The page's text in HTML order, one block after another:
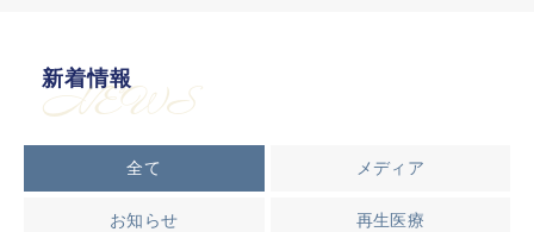
新着情報
NEWS
全て メディア
お知らせ 再生医療